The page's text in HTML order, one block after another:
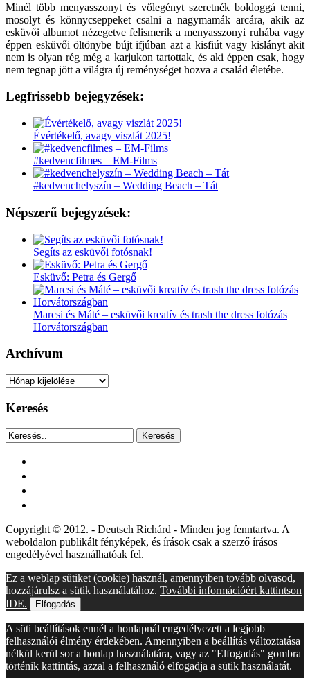
Minél több menyasszonyt és vőlegényt szeretnék boldoggá tenni,
mosolyt és könnycseppeket csalni a nagymamák arcára, akik az
esküvői albumot nézegetve felismerik a menyasszonyi ruhába vagy
éppen esküvői öltönybe bújt ifjúban azt a kisfiút vagy kislányt akit
nem is olyan rég még a karjukon tartottak, és aki éppen csak, hogy
nem tegnap jött a világra új reménységet hozva a család életébe.
Legfrissebb bejegyzések:
Évértékelő, avagy viszlát 2025!
#kedvencfilmes – EM-Films
#kedvenchelyszín – Wedding Beach – Tát
Népszerű bejegyzések:
Segíts az esküvői fotósnak!
Esküvő: Petra és Gergő
Marcsi és Máté – esküvői kreatív és trash the dress fotózás
Horvátországban
Archívum
Archívum
Keresés
Keresés
Copyright © 2012. - Deutsch Richárd - Minden jog fenntartva. A
weboldalon publikált fényképek, és írások csak a szerző írásos
engedélyével használhatóak fel.
Ez a weblap sütiket (cookie) használ, amennyiben tovább olvasod,
hozzájárulsz a sütik használatához. További információért kattintson
IDE.
Elfogadás
A süti beállítások ennél a honlapnál engedélyezett a legjobb
felhasználói élmény érdekében. Amennyiben a beállítás változtatása
nélkül kerül sor a honlap használatára, vagy az "Elfogadás" gombra
történik kattintás, azzal a felhasználó elfogadja a sütik használatát.